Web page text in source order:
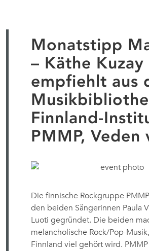
Monatstipp
– Käthe Kuzay
empfiehlt aus
Finnland-
PMMP, Veden
Die finnische Rockgruppe
den beiden Sängerinnen Paula
Luoti gegründet. Die beiden
melancholische Rock/Pop-
Finnland viel gehört wird.